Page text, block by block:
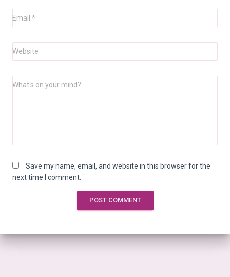
Email *
Website
What's on your mind?
Save my name, email, and website in this browser for the
next time I comment.